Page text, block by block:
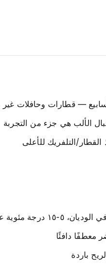
— قطارات وحافلات غير
الألب هي جزء من التجربة
التلفريك للأعلى
معطفًا دافئًا
باردة